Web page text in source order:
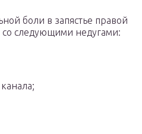
боли в запястье правой
со следующими недугами: